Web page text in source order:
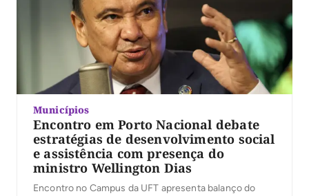
Municípios
Encontro em Porto Nacional debate
estratégias de desenvolvimento social
e assistência com presença do
ministro Wellington Dias
Encontro no Campus da UFT apresenta balanço do